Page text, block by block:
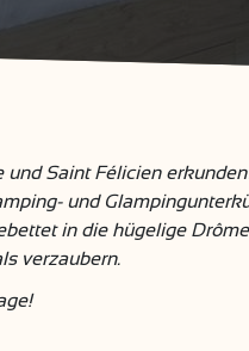
und Saint Félicien
und
in die hügelige
verzaubern.